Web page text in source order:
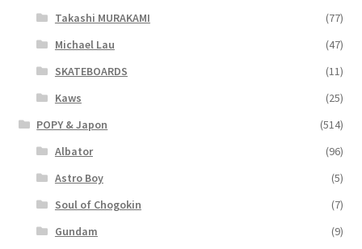
Takashi MURAKAMI
(77)
Michael Lau
(47)
SKATEBOARDS
(11)
Kaws
(25)
POPY & Japon
(514)
Albator
(96)
Astro Boy
(5)
Soul of Chogokin
(7)
Gundam
(9)